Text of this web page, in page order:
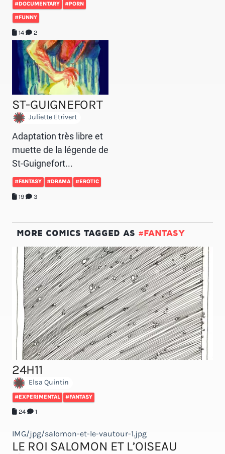
#DOCUMENTARY #PORN
#FUNNY
14 2
ST-GUIGNEFORT
Juliette Etrivert
Adaptation très libre et
muette de la légende de
St-Guignefort...
#FANTASY #DRAMA #EROTIC
19 3
MORE COMICS TAGGED AS #FANTASY
24H11
Elsa Quintin
#EXPERIMENTAL #FANTASY
24 1
IMG/jpg/salomon-et-le-vautour-1.jpg
LE ROI SALOMON ET L’OISEAU